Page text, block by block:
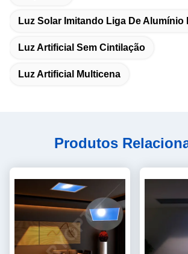
Luz Solar Imitando Liga De Alumínio
Luz Artificial Sem Cintilação
Luz Artificial Multicena
Produtos